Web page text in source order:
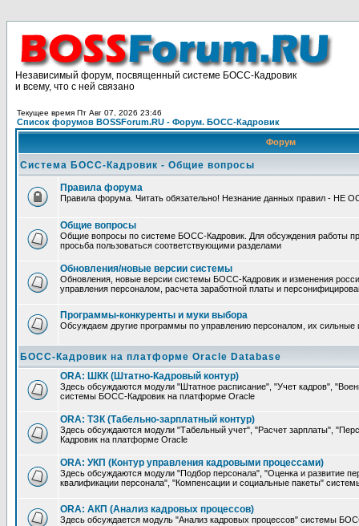
Независимый форум, посвященный системе БОСС-Кадровик
и всему, что с ней связано
Текущее время Пт Авг 07, 2026 23:46
Список форумов BOSSForum.RU - Форум. БОСС-Кадровик
Форум
Система БОСС-Кадровик - Общие вопросы
Правила форума
Правила форума. Читать обязательно! Незнание данных правил - НЕ
Общие вопросы
Общие вопросы по системе БОСС-Кадровик. Для обсуждения работы
просьба пользоваться соответствующими разделами
Обновления/новые версии системы
Обновления, новые версии системы БОСС-Кадровик и изменения
управления персоналом, расчета заработной платы и
Программы-конкуренты и муки выбора
Обсуждаем другие программы по управлению персоналом, их сильные
БОСС-Кадровик на платформе Oracle Database
ORA: ШКК (Штатно-Кадровый контур)
Здесь обсуждаются модули "Штатное расписание", "Учет кадров",
системы БОСС-Кадровик на платформе Oracle
ORA: ТЗК (Табельно-зарплатный контур)
Здесь обсуждаются модули "Табельный учет", "Расчет зарплаты",
Кадровик на платформе Oracle
ORA: УКП (Контур управления кадровыми процессами)
Здесь обсуждаются модули "Подбор персонала", "Оценка и развитие
квалификации персонала", "Компенсации и социальные пакеты"
ORA: АКП (Анализ кадровых процессов)
Здесь обсуждается модуль "Анализ кадровых процессов" системы